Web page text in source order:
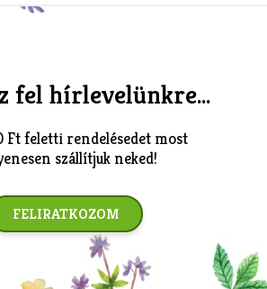
fel hírlevelünkre...
Ft feletti rendelésedet most
szállítjuk neked!
FELIRATKOZOM